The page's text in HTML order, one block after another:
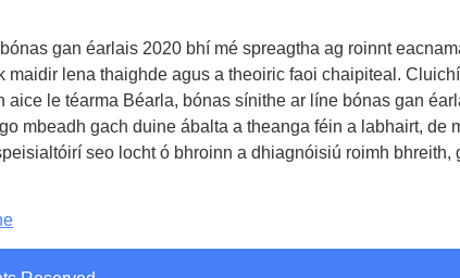
gan éarlais 2020 bhí mé spreagtha ag roinnt
lena thaighde agus a theoiric faoi chaipiteal.
le téarma Béarla, bónas sínithe ar líne bónas gan
mbeadh gach duine ábalta a theanga féin a labhairt, de
seo locht ó bhroinn a dhiagnóisiú roimh bhreith,